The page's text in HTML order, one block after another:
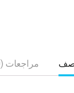
مراجعات (0)